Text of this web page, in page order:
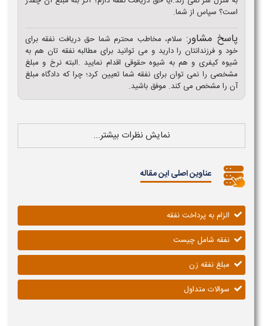
است؟ سپاس از شما.
پاسخ مشاور: سلام، مخاطب محترم شما حق دریافت نفقه برای
خود و فرزندانتان را دارید و می توانید برای مطالبه نفقه تان هم به
شیوه کیفری و هم به شیوه حقوقی اقدام نمایید .البته نرخ و مبلغ
مشخصی را نمی توان برای نفقه شما تعیین کرد؛ چرا که دادگاه مبلغ
آن را مشخص می کند. موفق باشید.
نمایش نظرات بیشتر...
عناوین اصلی این مقاله
الزام به پرداخت نفقه
نفقه شامل چیست
مبلغ نفقه زن
سوالات متداول